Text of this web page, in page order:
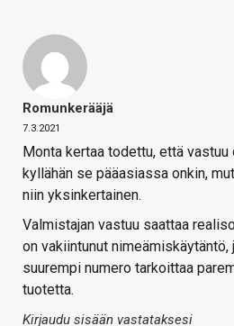
Romunkerääjä
7.3.2021
Monta kertaa todettu, että vastuu
kyllähän se pääasiassa onkin,
niin yksinkertainen.
Valmistajan vastuu saattaa
on vakiintunut
suurempi numero tarkoittaa
tuotetta.
Kirjaudu sisään vastataksesi